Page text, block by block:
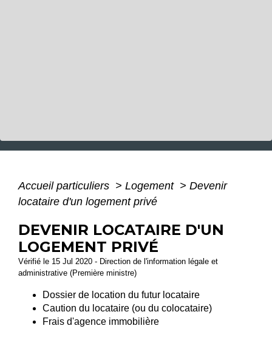
Accueil particuliers > Logement > Devenir
locataire d'un logement privé
DEVENIR LOCATAIRE D'UN
LOGEMENT PRIVÉ
Vérifié le 15 Jul 2020 - Direction de l'information légale et
administrative (Première ministre)
Dossier de location du futur locataire
Caution du locataire (ou du colocataire)
Frais d'agence immobilière